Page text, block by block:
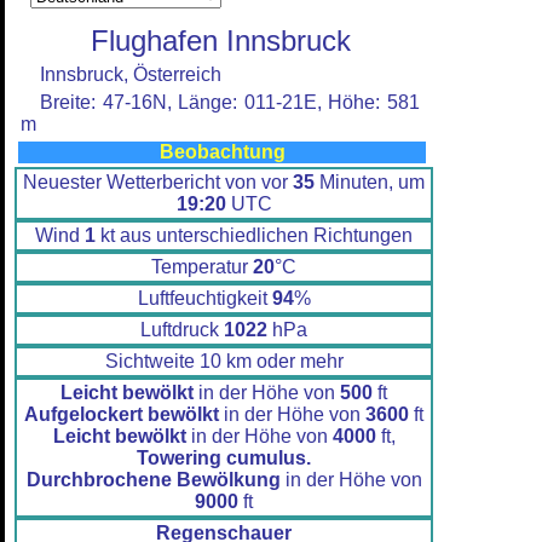
Flughafen Innsbruck
Innsbruck, Österreich
Breite: 47-16N, Länge: 011-21E, Höhe: 581
m
Beobachtung
Neuester Wetterbericht von vor 35 Minuten, um
19:20UTC
Wind 1 kt aus unterschiedlichen Richtungen
Temperatur 20°C
Luftfeuchtigkeit94%
Luftdruck 1022 hPa
Sichtweite 10 km oder mehr
Leicht bewölkt in der Höhe von 500 ft
Aufgelockert bewölkt in der Höhe von 3600 ft
Leicht bewölktin der Höhe von 4000ft,
Towering cumulus.
Durchbrochene Bewölkung in der Höhe von
9000 ft
Regenschauer